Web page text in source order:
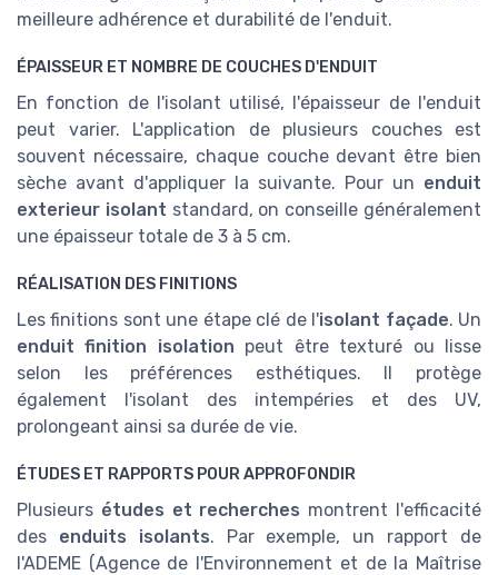
meilleure adhérence et durabilité de l'enduit.
ÉPAISSEUR ET NOMBRE DE COUCHES D'ENDUIT
En fonction de l'isolant utilisé, l'épaisseur de l'enduit
peut varier. L'application de plusieurs couches est
souvent nécessaire, chaque couche devant être bien
sèche avant d'appliquer la suivante. Pour un enduit
exterieur isolant standard, on conseille généralement
une épaisseur totale de 3 à 5 cm.
RÉALISATION DES FINITIONS
Les finitions sont une étape clé de l'isolant façade. Un
enduit finition isolation peut être texturé ou lisse
selon les préférences esthétiques. Il protège
également l'isolant des intempéries et des UV,
prolongeant ainsi sa durée de vie.
ÉTUDES ET RAPPORTS POUR APPROFONDIR
Plusieurs études et recherches montrent l'efficacité
des enduits isolants. Par exemple, un rapport de
l'ADEME (Agence de l'Environnement et de la Maîtrise